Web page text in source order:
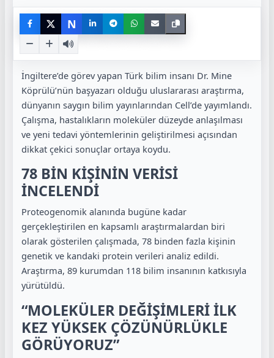
N
İngiltere’de görev yapan Türk bilim insanı Dr. Mine
Köprülü’nün başyazarı olduğu uluslararası araştırma,
dünyanın saygın bilim yayınlarından Cell’de yayımlandı.
Çalışma, hastalıkların moleküler düzeyde anlaşılması
ve yeni tedavi yöntemlerinin geliştirilmesi açısından
dikkat çekici sonuçlar ortaya koydu.
78 BİN KİŞİNİN VERİSİ
İNCELENDİ
Proteogenomik alanında bugüne kadar
gerçekleştirilen en kapsamlı araştırmalardan biri
olarak gösterilen çalışmada, 78 binden fazla kişinin
genetik ve kandaki protein verileri analiz edildi.
Araştırma, 89 kurumdan 118 bilim insanının katkısıyla
yürütüldü.
“MOLEKÜLER DEĞİŞİMLERİ İLK
KEZ YÜKSEK ÇÖZÜNÜRLÜKLE
GÖRÜYORUZ”